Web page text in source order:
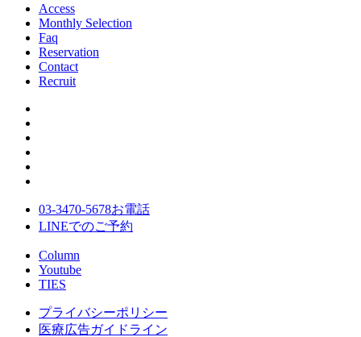
Access
Monthly Selection
Faq
Reservation
Contact
Recruit
03-3470-5678お電話
LINEでのご予約
Column
Youtube
TIES
プライバシーポリシー
医療広告ガイドライン